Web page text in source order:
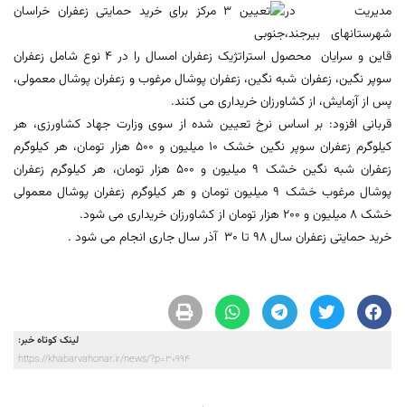
مدیریت در
شهرستانهای بیرجند،
قاین و سرایان محصول استراتژیک زعفران امسال را در 4 نوع شامل زعفران
سوپر نگین، زعفران شبه نگین، زعفران پوشال مرغوب و زعفران پوشال معمولی،
پس از آزمایش، از کشاورزان خریداری می کنند.
قربانی افزود: بر اساس نرخ تعیین شده از سوی وزارت جهاد کشاورزی، هر
کیلوگرم زعفران سوپر نگین خشک 10 میلیون و 500 هزار تومان، هر کیلوگرم
زعفران شبه نگین خشک 9 میلیون و 500 هزار تومان، هر کیلوگرم زعفران
پوشال مرغوب خشک 9 میلیون تومان و هر کیلوگرم زعفران پوشال معمولی
خشک 8 میلیون و 200 هزار تومان از کشاورزان خریداری می شود.
خرید حمایتی زعفران سال 98 تا 30 آذر سال جاری انجام می شود .
لینک کوتاه خبر:
https://khabarvahonar.ir/news/?p=30994